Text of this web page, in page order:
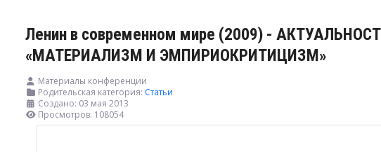
Ленин в современном мире (2009) -
«МАТЕРИАЛИЗМ И ЭМПИРИОКРИТИЦИЗМ»
Материалы конференции
Родительская категория: Статьи
Создано: 03 мая 2013
Просмотров: 108054